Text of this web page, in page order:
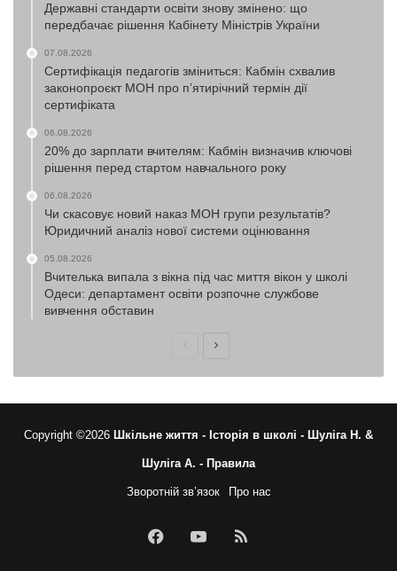
Державні стандарти освіти знову змінено: що
передбачає рішення Кабінету Міністрів України
07.08.2026
Сертифікація педагогів зміниться: Кабмін схвалив
законопроєкт МОН про п’ятирічний термін дії
сертифіката
06.08.2026
20% до зарплати вчителям: Кабмін визначив ключові
рішення перед стартом навчального року
06.08.2026
Чи скасовує новий наказ МОН групи результатів?
Юридичний аналіз нової системи оцінювання
05.08.2026
Вчителька випала з вікна під час миття вікон у школі
Одеси: департамент освіти розпочне службове
вивчення обставин
ПопередняНаступна
Copyright ©2026 Шкільне життя - Історія в школі - Шуліга Н. &
Шуліга А. - Правила
Зворотній зв’язок Про нас
FacebookYouTubeRSS